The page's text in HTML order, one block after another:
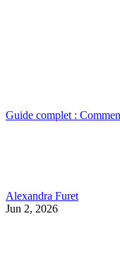
Guide complet :
Alexandra Furet
Jun 2, 2026